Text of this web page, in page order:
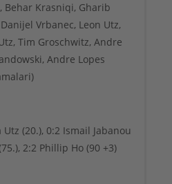
Krasniqi, Gharib
Vrbanec, Leon Utz,
Tim Groschwitz, Andre
Andre Lopes
(20.), 0:2 Ismail Jabanou
2:2 Phillip Ho (90 +3)